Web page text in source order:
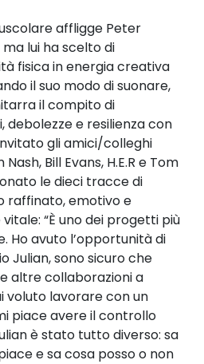
affligge Peter
lui ha scelto di
fisica in energia creativa
il suo modo di suonare,
il compito di
debolezze e resilienza con
gli amici/colleghi
Bill Evans, H.E.R e Tom
le dieci tracce di
raffinato, emotivo e
“È uno dei progetti più
Ho avuto l’opportunità di
Julian, sono sicuro che
altre collaborazioni a
voluto lavorare con un
piace avere il controllo
è stato tutto diverso: sa
e sa cosa posso o non